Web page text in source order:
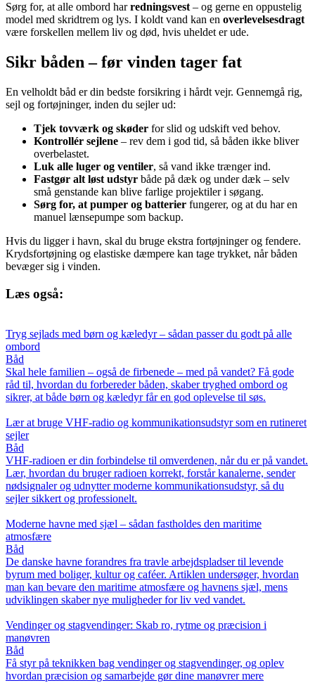
Sørg for, at alle ombord harredningsvest – og gerne en oppustelig
model med skridtrem og lys. I koldt vand kan en overlevelsesdragt
være forskellen mellem liv og død, hvis uheldet er ude.
Sikr båden – før vinden tager fat
En velholdt båd er din bedste forsikring i hårdt vejr. Gennemgå rig,
sejl og fortøjninger, inden du sejler ud:
Tjek tovværk og skøder for slid og udskift ved behov.
Kontrollér sejlene – rev dem i god tid, så båden ikke bliver
overbelastet.
Luk alle luger og ventiler, så vand ikke trænger ind.
Fastgør alt løst udstyr både på dæk og under dæk – selv
små genstande kan blive farlige projektiler i søgang.
Sørg for, at pumper og batterier fungerer, og at du har en
manuel lænsepumpe som backup.
Hvis du ligger i havn, skal du bruge ekstra fortøjninger og fendere.
Krydsfortøjning og elastiske dæmpere kan tage trykket, når båden
bevæger sig i vinden.
Læs også:
Tryg sejlads med børn og kæledyr – sådan passer du godt på alle
ombord
Båd
Skal hele familien – også de firbenede – med på vandet? Få gode
råd til, hvordan du forbereder båden, skaber tryghed ombord og
sikrer, at både børn og kæledyr får en god oplevelse til søs.
Lær at bruge VHF-radio og kommunikationsudstyr som en rutineret
sejler
Båd
VHF-radioen er din forbindelse til omverdenen, når du er på vandet.
Lær, hvordan du bruger radioen korrekt, forstår kanalerne, sender
nødsignaler og udnytter moderne kommunikationsudstyr, så du
sejler sikkert og professionelt.
Moderne havne med sjæl – sådan fastholdes den maritime
atmosfære
Båd
De danske havne forandres fra travle arbejdspladser til levende
byrum med boliger, kultur og caféer. Artiklen undersøger, hvordan
man kan bevare den maritime atmosfære og havnens sjæl, mens
udviklingen skaber nye muligheder for liv ved vandet.
Vendinger og stagvendinger: Skab ro, rytme og præcision i
manøvren
Båd
Få styr på teknikken bag vendinger og stagvendinger, og oplev
hvordan præcision og samarbejde gør dine manøvrer mere